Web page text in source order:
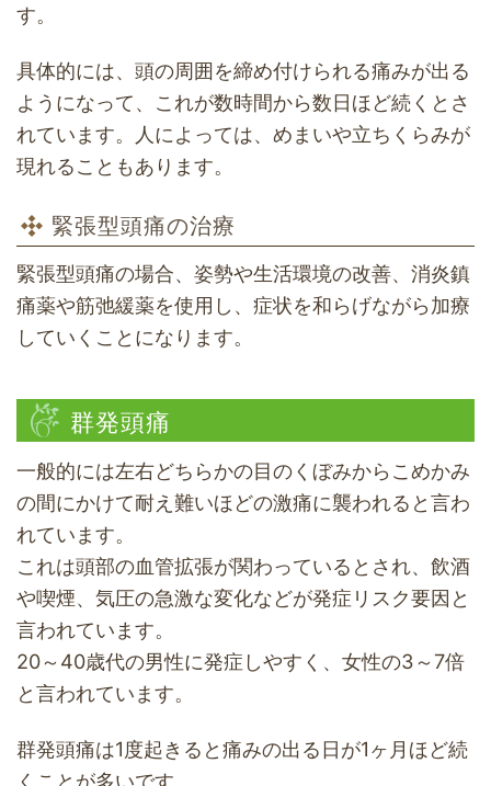
す。
具体的には、頭の周囲を締め付けられる痛みが出る
ようになって、これが数時間から数日ほど続くとさ
れています。人によっては、めまいや立ちくらみが
現れることもあります。
緊張型頭痛の治療
緊張型頭痛の場合、姿勢や生活環境の改善、消炎鎮
痛薬や筋弛緩薬を使用し、症状を和らげながら加療
していくことになります。
群発頭痛
一般的には左右どちらかの目のくぼみからこめかみ
の間にかけて耐え難いほどの激痛に襲われると言わ
れています。
これは頭部の血管拡張が関わっているとされ、飲酒
や喫煙、気圧の急激な変化などが発症リスク要因と
言われています。
20～40歳代の男性に発症しやすく、女性の3～7倍
と言われています。
群発頭痛は1度起きると痛みの出る日が1ヶ月ほど続
くことが多いです。